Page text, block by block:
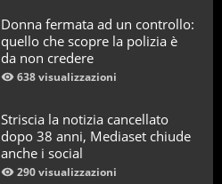
Donna fermata ad un controllo:
quello che scopre la polizia è
da non credere
638 visualizzazioni
Striscia la notizia cancellato
dopo 38 anni, Mediaset chiude
anche i social
290 visualizzazioni